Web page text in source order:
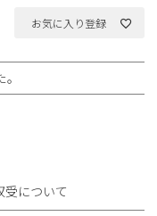
お気に入り登録
受について